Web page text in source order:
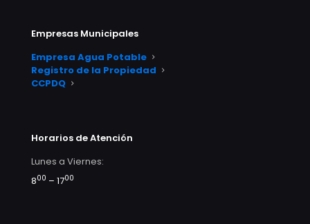
Empresas Municipales
Empresa Agua Potable
Registro de la Propiedad
CCPDQ
Horarios de Atención
Lunes a Viernes:
800 – 1700